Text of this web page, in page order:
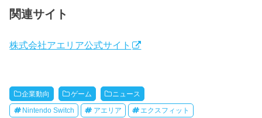
関連サイト
株式会社アエリア公式サイト
企業動向 ゲーム ニュース
Nintendo Switch アエリア エクスフィット